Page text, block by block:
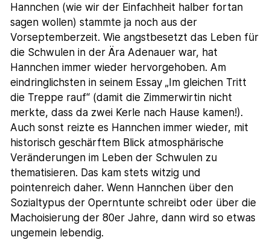
Hannchen (wie wir der Einfachheit halber fortan
sagen wollen) stammte ja noch aus der
Vorseptemberzeit. Wie angstbesetzt das Leben für
die Schwulen in der Ära Adenauer war, hat
Hannchen immer wieder hervorgehoben. Am
eindringlichsten in seinem Essay „Im gleichen Tritt
die Treppe rauf“ (damit die Zimmerwirtin nicht
merkte, dass da zwei Kerle nach Hause kamen!).
Auch sonst reizte es Hannchen immer wieder, mit
historisch geschärftem Blick atmosphärische
Veränderungen im Leben der Schwulen zu
thematisieren. Das kam stets witzig und
pointenreich daher. Wenn Hannchen über den
Sozialtypus der Operntunte schreibt oder über die
Machoisierung der 80er Jahre, dann wird so etwas
ungemein lebendig.